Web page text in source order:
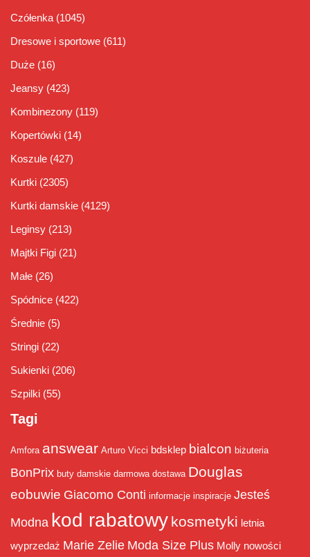
Czółenka (1045)
Dresowe i sportowe (611)
Duże (16)
Jeansy (423)
Kombinezony (119)
Kopertówki (14)
Koszule (427)
Kurtki (2305)
Kurtki damskie (4129)
Leginsy (213)
Majtki Figi (21)
Małe (26)
Spódnice (422)
Średnie (5)
Stringi (22)
Sukienki (206)
Szpilki (55)
Tagi
Amfora answear Arturo Vicci bdsklep bialcon biżuteria
BonPrix buty damskie darmowa dostawa Douglas
eobuwie Giacomo Conti informacje inspiracje Jesteś
Modna kod rabatowy kosmetyki letnia
wyprzedaż Marie Zelie Moda Size Plus Molly nowości